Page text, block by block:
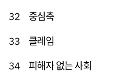
32 중심축
33 클레임
34 피해자 없는 사회